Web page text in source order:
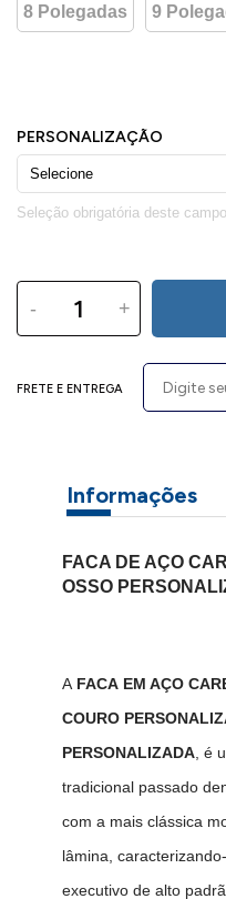
8 Polegadas 9
- +
FRETE E ENTREGA
Informações
FACA DE AÇO
OSSO
AFACA EM AÇO
COURO
PERSONALIZADA, é
tradicional passado
com a mais clássica
lâmina,
executivo de alto